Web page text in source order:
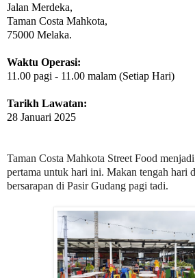
Jalan Merdeka,
Taman Costa Mahkota,
75000 Melaka.
Waktu Operasi:
11.00 pagi - 11.00 malam (Setiap Hari)
Tarikh Lawatan:
28 Januari 2025
Taman Costa Mahkota Street Food
pertama untuk hari ini. Makan tengah hari
bersarapan di Pasir Gudang pagi tadi.